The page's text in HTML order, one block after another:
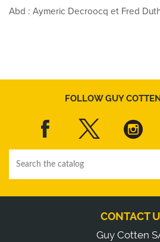
Abd : Aymeric Decroocq et Fred
FOLLOW GUY
CONTACT
Guy Cotten